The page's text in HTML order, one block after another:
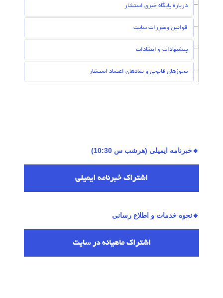
درباره پایگاه خبری استشار
قوانین ومقررات سایت
پیشنهادات و انتقادات
مجوزهای قانونی و نمادهای اعتماد استشار
🔸خبرنامه ایمیلی (هرشب س 10:30)
اشتراك خبرنامه ایمیلی
🔸نحوه خدمات و اطلاع رسانی
اشتراك ماهیانه در سایت